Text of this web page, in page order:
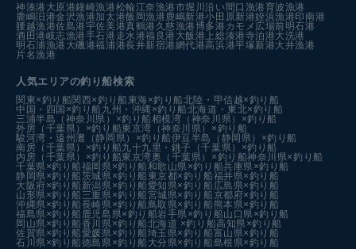
神湊港 大原港鐘崎漁港松輪江奈漁港市堀川沿い 間口漁港育波漁港
鹿嶋旧港金沢漁港加太港飯岡漁港 鹿嶋新港小田原新港姪浜漁港印南港
腰越漁港佐島港宇佐美港真鶴港 久慈漁港博多港カモメ広場前明石港
酒田港岐志漁港手石港 走水港福良港 大飯港 上総湊港寺泊港大洗港
明石浦漁港 大磯港福浦港長井新宿港網代港高浜港平塚新港大井漁港
片名漁港
人気エリアの釣り船検索
関東×釣り船関西×釣り船 東海×釣り船北陸・甲信越×釣り船
中国・四国×釣り船 九州・沖縄×釣り船北海道・東北×釣り船
三浦半島（神奈川県）×釣り船相模湾（神奈川県）×釣り船
外房（千葉県）×釣り船東京湾（神奈川県）×釣り船
駿河湾・遠州灘（静岡県）×釣り船伊豆半島（静岡県）×釣り船
南房（千葉県）×釣り船九十九里・銚子（千葉県）×釣り船
内房（千葉県）×釣り船東京湾奥（千葉県）×釣り船神奈川県×釣り船
千葉県×釣り船福岡県×釣り船和歌山県×釣り船兵庫県×釣り船
静岡県×釣り船茨城県×釣り船 東京都×釣り船福井県×釣り船
大阪府×釣り船 新潟県×釣り船愛知県×釣り船 広島県×釣り船
山形県×釣り船 三重県×釣り船宮城県×釣り船京都府×釣り船
沖縄県×釣り船長崎県×釣り船 鳥取県×釣り船 熊本県×釣り船
福島県×釣り船 鹿児島県×釣り船岩手県×釣り船山口県×釣り船
岡山県×釣り船香川県×釣り船北海道 ×釣り船高知県×釣り船
佐賀県×釣り船愛媛県×釣り船埼玉県×釣り船富山県×釣り船
石川県×釣り船徳島県×釣り船 大分県×釣り船島根県×釣り船